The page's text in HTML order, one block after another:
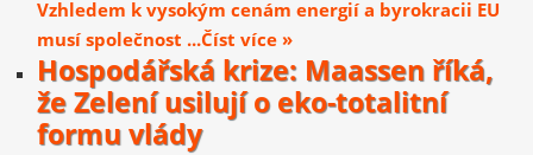
Vzhledem k vysokým cenám energií a byrokracii EU
musí společnost ...Číst více »
Hospodářská krize: Maassen říká,
že Zelení usilují o eko-totalitní
formu vlády